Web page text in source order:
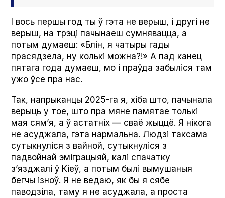
І вось першы год ты ў гэта не верыш, і другі не
верыш, на трэці пачынаеш сумнявацца, а
потым думаеш: «Блін, я чатыры гады
прасядзела, ну колькі можна?!» А пад канец
пятага года думаеш, мо і праўда забыліся там
ужо ўсе пра нас.
Так, напрыканцы 2025-га я, хіба што, пачынала
верыць у тое, што пра мяне памятае толькі
мая сям’я, а ў астатніх — сваё жыццё. Я нікога
не асуджала, гэта нармальна. Людзі таксама
сутыкнуліся з вайной, сутыкнуліся з
падвойнай эміграцыяй, калі спачатку
з’язджалі ў Кіеў, а потым былі вымушаныя
бегчы ізноў. Я не ведаю, як бы я сябе
паводзіла, таму я не асуджала, а проста